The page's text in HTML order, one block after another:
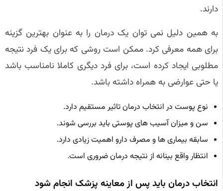
دارند.
به همین دلیل نمی توان یک درمان را به عنوان بهترین گزینه
برای همه معرفی کرد. ممکن است روشی که برای یک فرد نتیجه
مطلوبی ایجاد کرده است، برای فرد دیگری کاملا نامناسب باشد
یا حتی عوارضی به همراه داشته باشد.
نوع پوست در انتخاب درمان تاثیر مستقیم دارد.
سن و میزان آسیب های پوستی باید بررسی شوند.
سابقه بیماری ها و مصرف دارو اهمیت زیادی دارد.
انتظار واقع بینانه از نتیجه درمان ضروری است.
انتخاب درمان باید پس از معاینه پزشک انجام شود